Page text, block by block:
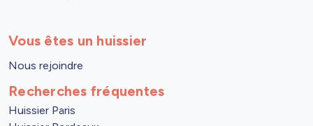
Vous êtes un huissier
Nous rejoindre
Recherches fréquentes
Huissier Paris